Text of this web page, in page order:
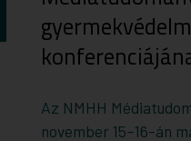
Az NMHH
november 15–16-án